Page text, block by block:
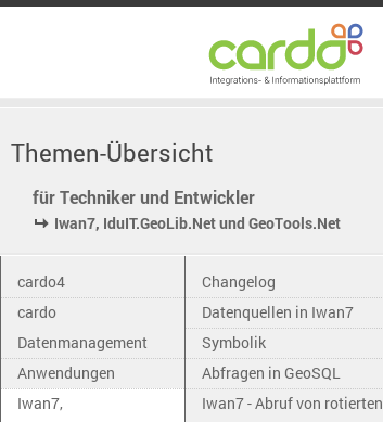
Themen-Übersicht
für Techniker und Entwickler
Iwan7, IduIT.GeoLib.Net und GeoTools.Net
cardo4
cardo
Datenmanagement
Anwendungen
Iwan7,
Changelog
Datenquellen in Iwan7
Symbolik
Abfragen in GeoSQL
Iwan7 - Abruf von rotierten